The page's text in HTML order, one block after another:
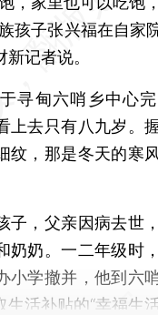
孩子张兴福在自家
记者说。
甸六哨乡中心完
上去只有八九岁。
纹，那是冬天的寒
，父亲因病去世
奶奶。一二年级时
小学撤并，他到六
活补贴的“幸福生活